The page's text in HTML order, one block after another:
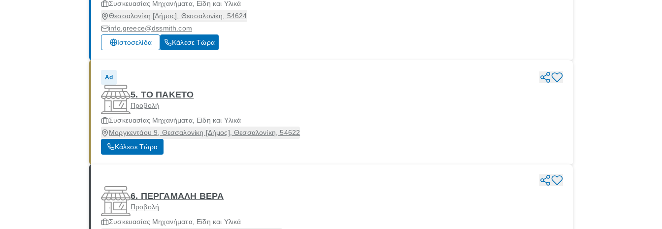
Συσκευασίας Μηχανήματα, Είδη και Υλικά
Θεσσαλονίκη [Δήμος], Θεσσαλονίκη, 54624
info.greece@dssmith.com
Ιστοσελίδα
Κάλεσε Τώρα
Ad
5. ΤΟ ΠΑΚΕΤΟ
Προβολή
Συσκευασίας Μηχανήματα, Είδη και Υλικά
Μοργκεντάου 9, Θεσσαλονίκη [Δήμος], Θεσσαλονίκη, 54622
Κάλεσε Τώρα
6. ΠΕΡΓΑΜΑΛΗ ΒΕΡΑ
Προβολή
Συσκευασίας Μηχανήματα, Είδη και Υλικά